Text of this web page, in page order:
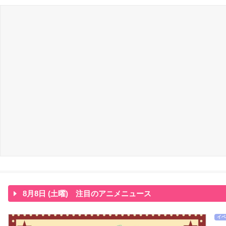
8月8日 (土曜) 注目のアニメニュース
イ